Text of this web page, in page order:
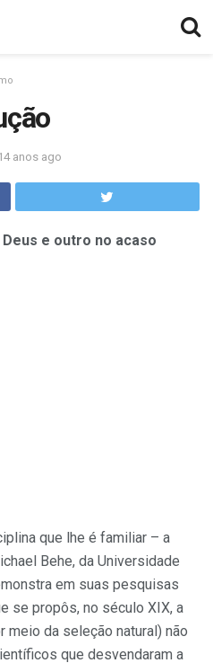
anos ago
e outro no acaso
que lhe é familiar – a
Behe, da Universidade
em suas pesquisas
se propôs, no século XIX, a
meio da seleção natural) não
que desvendaram a